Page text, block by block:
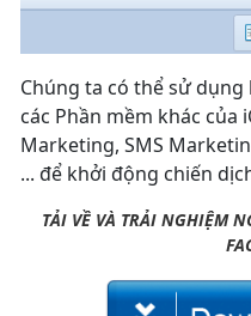
Chúng ta có thể sử
các Phần mềm khác của
Marketing, SMS
... để khởi động chiến
TẢI VỀ VÀ TRẢI NGHIỆM